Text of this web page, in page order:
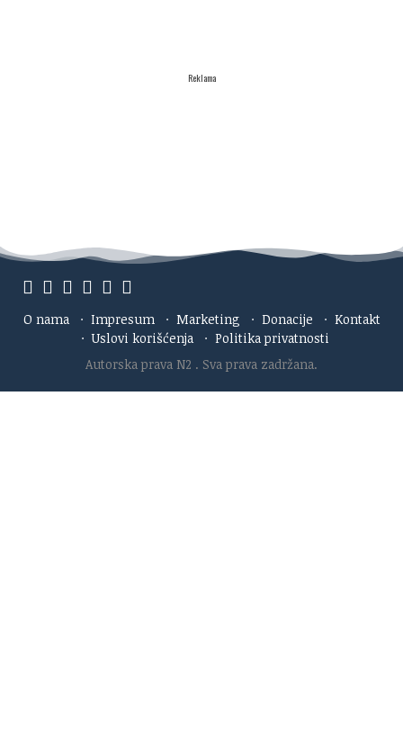
Reklama
O nama · Impresum · Marketing · Donacije · Kontakt
· Uslovi korišćenja · Politika privatnosti
Autorska prava N2 . Sva prava zadržana.